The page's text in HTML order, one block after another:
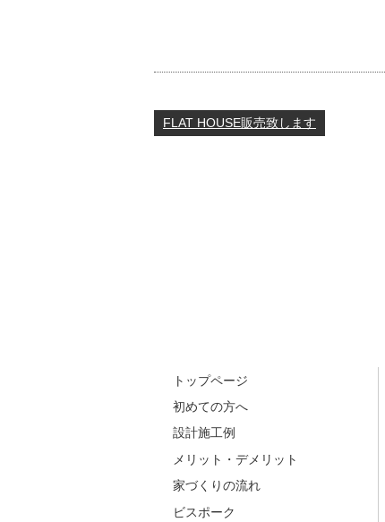
FLAT HOUSE販売致します
トップページ
初めての方へ
設計施工例
メリット・デメリット
家づくりの流れ
ビスポーク